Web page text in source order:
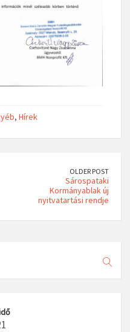
, Hírek
OLDER POST
Sárospataki
Kormányablak új
nyitvatartási rendje